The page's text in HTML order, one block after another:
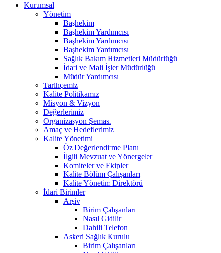
Kurumsal
Yönetim
Başhekim
Başhekim Yardımcısı
Başhekim Yardımcısı
Başhekim Yardımcısı
Sağlık Bakım Hizmetleri Müdürlüğü
İdari ve Mali İşler Müdürlüğü
Müdür Yardımcısı
Tarihçemiz
Kalite Politikamız
Misyon & Vizyon
Değerlerimiz
Organizasyon Şeması
Amaç ve Hedeflerimiz
Kalite Yönetimi
Öz Değerlendirme Planı
İlgili Mevzuat ve Yönergeler
Komiteler ve Ekipler
Kalite Bölüm Çalışanları
Kalite Yönetim Direktörü
İdari Birimler
Arşiv
Birim Çalışanları
Nasıl Gidilir
Dahili Telefon
Askeri Sağlık Kurulu
Birim Çalışanları